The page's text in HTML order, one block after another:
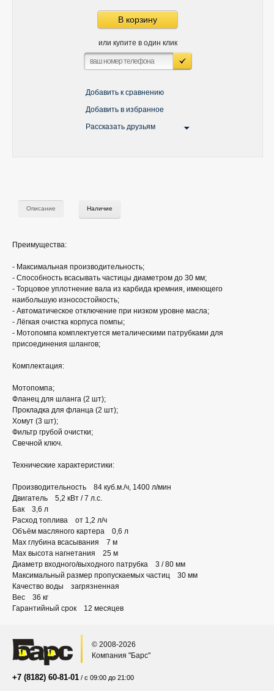
В корзину
или купите в один клик
Добавить к сравнению
Добавить в избранное
Рассказать друзьям
Описание Наличие
Преимущества:
- Максимальная производительность;
- Способность всасывать частицы диаметром до 30 мм;
- Торцовое уплотнение вала из карбида кремния, имеющего
наибольшую износостойкость;
- Автоматическое отключение при низком уровне масла;
- Лёгкая очистка корпуса помпы;
- Мотопомпа комплектуется металическими патрубками для
присоединения шлангов;
Комплектация:
Мотопомпа;
Фланец для шланга (2 шт);
Прокладка для фланца (2 шт);
Хомут (3 шт);
Фильтр грубой очистки;
Свечной ключ.
Технические характеристики:
Производительность 84 куб.м./ч, 1400 л/мин
Двигатель 5,2 кВт / 7 л.с.
Бак 3,6 л
Расход топлива от 1,2 л/ч
Объём масляного картера 0,6 л
Max глубина всасывания 7 м
Max высота нагнетания 25 м
Диаметр входного/выходного патрубка 3 / 80 мм
Максимальный размер пропускаемых частиц 30 мм
Качество воды загрязненная
Вес 36 кг
Гарантийный срок 12 месяцев
© 2008-2026
Компания "Барс"
+7 (8182) 60-81-01 / с 09:00 до 21:00